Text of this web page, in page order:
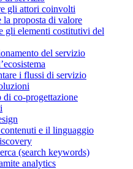
gli attori coinvolti
la proposta di valore
gli elementi costitutivi del
del servizio
i flussi di servizio
di co-progettazione
e il linguaggio
(search keywords)
analytics